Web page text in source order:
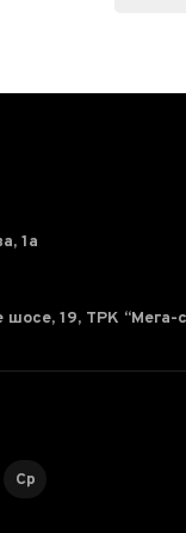
1а
шосе, 19, ТРК “Мега-
Ср